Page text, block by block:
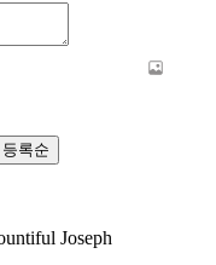
등록순
Joseph